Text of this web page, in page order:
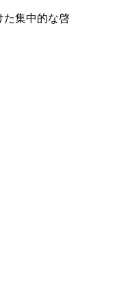
た集中的な啓